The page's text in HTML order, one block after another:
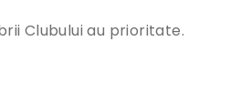
Clubului au prioritate.